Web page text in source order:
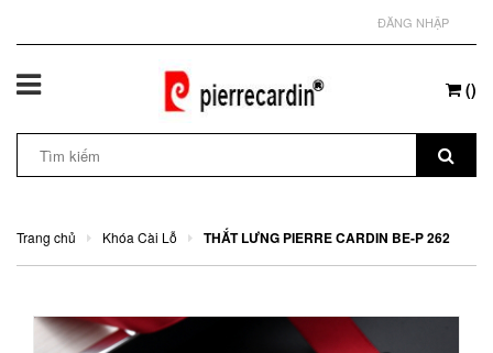
ĐĂNG NHẬP
()
Trang chủ Khóa Cài Lỗ THẮT LƯNG PIERRE CARDIN BE-P 262